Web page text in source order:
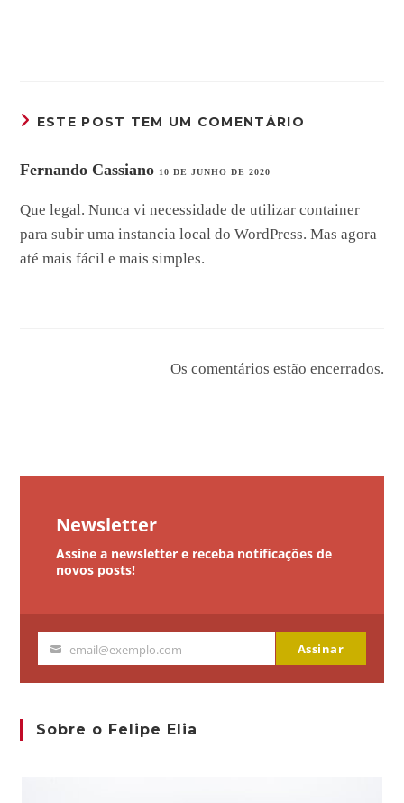
ESTE POST TEM UM COMENTÁRIO
Fernando Cassiano 10 DE JUNHO DE 2020
Que legal. Nunca vi necessidade de utilizar container
para subir uma instancia local do WordPress. Mas agora
até mais fácil e mais simples.
Os comentários estão encerrados.
Newsletter
Assine a newsletter e receba notificações de
novos posts!
Seu
email@exemplo.com Assinar
Sobre o Felipe Elia